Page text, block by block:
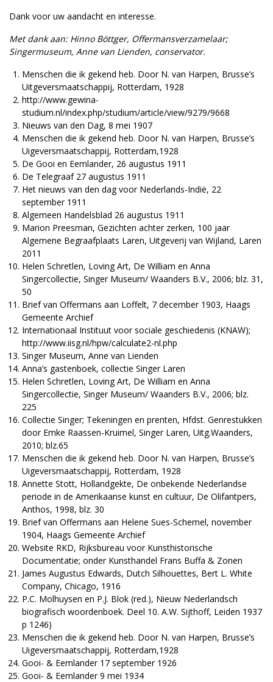
Dank voor uw aandacht en interesse.
Met dank aan: Hinno Böttger, Offermansverzamelaar;
Singermuseum, Anne van Lienden, conservator.
Menschen die ik gekend heb. Door N. van Harpen, Brusse’s
Uitgeversmaatschappij, Rotterdam, 1928
http://www.gewina-
studium.nl/index.php/studium/article/view/9279/9668
Nieuws van den Dag, 8 mei 1907
Menschen die ik gekend heb. Door N. van Harpen, Brusse’s
Uigeversmaatschappij, Rotterdam,1928
De Gooi en Eemlander, 26 augustus 1911
De Telegraaf 27 augustus 1911
Het nieuws van den dag voor Nederlands-Indië, 22
september 1911
Algemeen Handelsblad 26 augustus 1911
Marion Preesman, Gezichten achter zerken, 100 jaar
Algemene Begraafplaats Laren, Uitgeverij van Wijland, Laren
2011
Helen Schretlen, Loving Art, De William en Anna
Singercollectie, Singer Museum/ Waanders B.V., 2006; blz. 31,
50
Brief van Offermans aan Loffelt, 7 december 1903, Haags
Gemeente Archief
Internationaal Instituut voor sociale geschiedenis (KNAW);
http://www.iisg.nl/hpw/calculate2-nl.php
Singer Museum, Anne van Lienden
Anna’s gastenboek, collectie Singer Laren
Helen Schretlen, Loving Art, De William en Anna
Singercollectie, Singer Museum/ Waanders B.V., 2006; blz.
225
Collectie Singer; Tekeningen en prenten, Hfdst. Genrestukken
door Emke Raassen-Kruimel, Singer Laren, Uitg.Waanders,
2010; blz.65
Menschen die ik gekend heb. Door N. van Harpen, Brusse’s
Uigeversmaatschappij, Rotterdam, 1928
Annette Stott, Hollandgekte, De onbekende Nederlandse
periode in de Amerikaanse kunst en cultuur, De Olifantpers,
Anthos, 1998, blz. 30
Brief van Offermans aan Helene Sues-Schemel, november
1904, Haags Gemeente Archief
Website RKD, Rijksbureau voor Kunsthistorische
Documentatie; onder Kunsthandel Frans Buffa & Zonen
James Augustus Edwards, Dutch Silhouettes, Bert L. White
Company, Chicago, 1916
P.C. Molhuysen en P.J. Blok (red.), Nieuw Nederlandsch
biografisch woordenboek. Deel 10. A.W. Sijthoff, Leiden 1937
p 1246)
Menschen die ik gekend heb. Door N. van Harpen, Brusse’s
Uigeversmaatschappij, Rotterdam,1928
Gooi- & Eemlander 17 september 1926
Gooi- & Eemlander 9 mei 1934